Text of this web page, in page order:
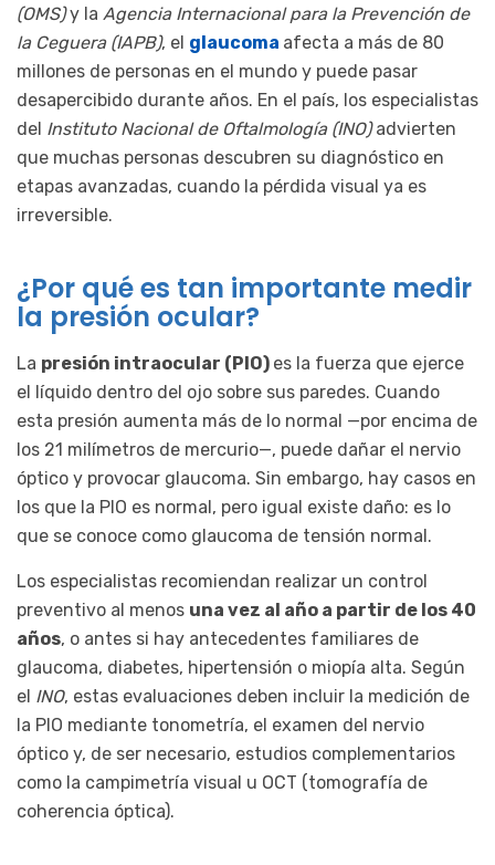
(OMS)y la Agencia Internacional para la Prevención de
la Ceguera (IAPB), el glaucoma afecta a más de 80
millones de personas en el mundo y puede pasar
desapercibido durante años. En el país, los especialistas
del Instituto Nacional de Oftalmología (INO)advierten
que muchas personas descubren su diagnóstico en
etapas avanzadas, cuando la pérdida visual ya es
irreversible.
¿Por qué es tan importante medir
la presión ocular?
La presión intraocular (PIO) es la fuerza que ejerce
el líquido dentro del ojo sobre sus paredes. Cuando
esta presión aumenta más de lo normal —por encima de
los 21 milímetros de mercurio—, puede dañar el nervio
óptico y provocar glaucoma. Sin embargo, hay casos en
los que la PIO es normal, pero igual existe daño: es lo
que se conoce como glaucoma de tensión normal.
Los especialistas recomiendan realizar un control
preventivo al menos una vez al año a partir de los 40
años, o antes si hay antecedentes familiares de
glaucoma, diabetes, hipertensión o miopía alta. Según
el INO, estas evaluaciones deben incluir la medición de
la PIO mediante tonometría, el examen del nervio
óptico y, de ser necesario, estudios complementarios
como la campimetría visual u OCT (tomografía de
coherencia óptica).